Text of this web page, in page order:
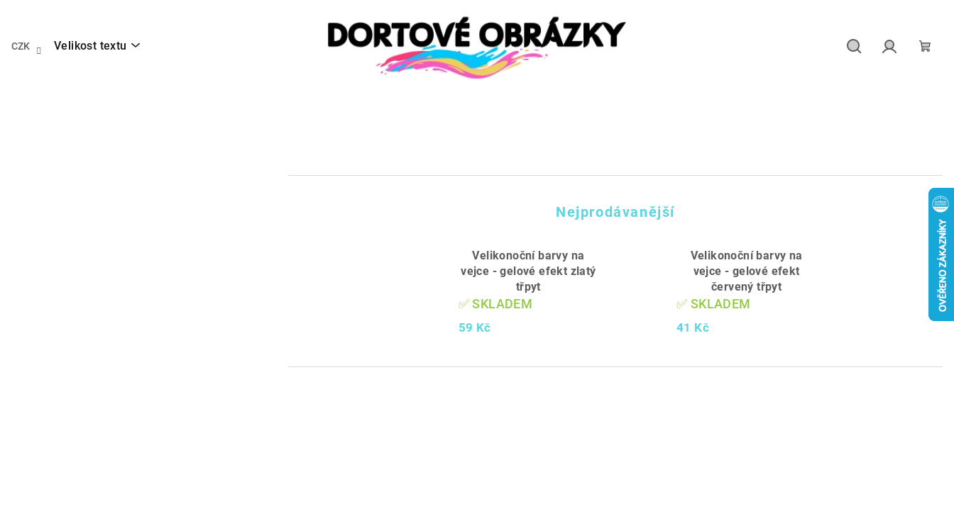
obsah
CZK Velikost textu
Nejprodávanější
Velikonoční barvy na
vejce - gelové efekt zlatý
třpyt
✅ SKLADEM
59 Kč
Velikonoční barvy na
vejce - gelové efekt
červený třpyt
✅ SKLADEM
41 Kč